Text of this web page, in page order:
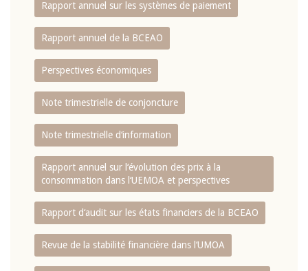
Rapport annuel sur les systèmes de paiement
Rapport annuel de la BCEAO
Perspectives économiques
Note trimestrielle de conjoncture
Note trimestrielle d‘information
Rapport annuel sur l‘évolution des prix à la
consommation dans l‘UEMOA et perspectives
Rapport d‘audit sur les états financiers de la BCEAO
Revue de la stabilité financière dans l‘UMOA